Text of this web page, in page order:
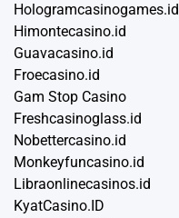
Hologramcasinogames.id
Himontecasino.id
Guavacasino.id
Froecasino.id
Gam Stop Casino
Freshcasinoglass.id
Nobettercasino.id
Monkeyfuncasino.id
Libraonlinecasinos.id
KyatCasino.ID